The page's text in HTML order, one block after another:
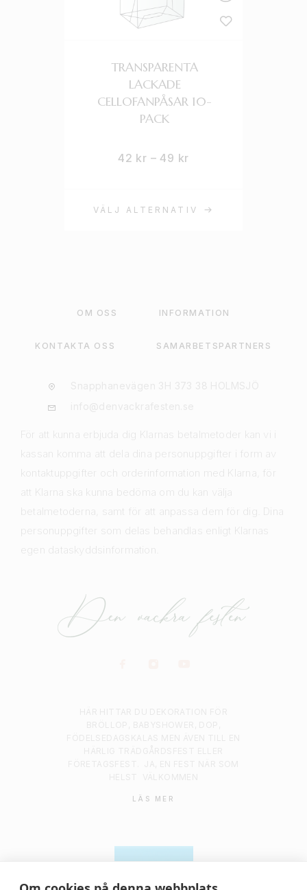
VÄLJ ALTERNATIV
TRANSPARENTA
LACKADE
CELLOFANPÅSAR 10-
PACK
42 kr – 49 kr
OM OSS INFORMATION
KONTAKTA OSS SAMARBETSPARTNERS
För att kunna erbjuda dig Klarnas betalmetoder kan vi i
kassan komma att dela dina personuppgifter i form av
kontaktuppgifter och orderinformation med Klarna, för
att Klarna ska kunna bedöma om du kan välja
betalmetoderna, samt för att anpassa dem för dig. Dina
personuppgifter som delas behandlas enligt Klarnas
egen dataskyddsinformation.
LÄS MER